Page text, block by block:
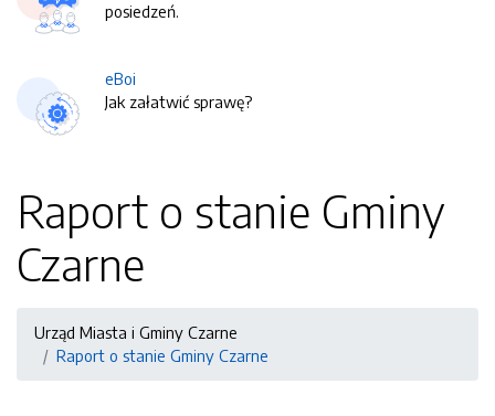
posiedzeń.
eBoi
Jak załatwić sprawę?
Raport o stanie Gminy
Czarne
Urząd Miasta i Gminy Czarne
Raport o stanie Gminy Czarne